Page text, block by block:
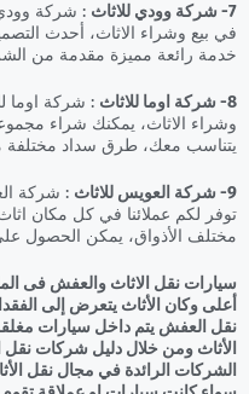
7- شركة وودي للاثاث
: شركة
في بيع وشراء الاثاث، أحدث
خدمة رائعة مميزة مقدمة من
8- شركة اوما للاثاث
: شركة اوما
وشراء الاثاث، يمكنك شراء
يتناسب معك، طرق سداد مختلفة
9- شركة العويس للاثاث
: شركة
توفر لكم عملائنا في كل مكان
مختلف الأذواق، يمكن الحصول
سيارات نقل الاثاث والعفش فى
أعلى وكان الأثاث يتعرض إلى
نقل العفش يتم داخل سيارات
الأثاث ومن خلال دليل شركات نقل
الشركات الرائدة في مجال نقل